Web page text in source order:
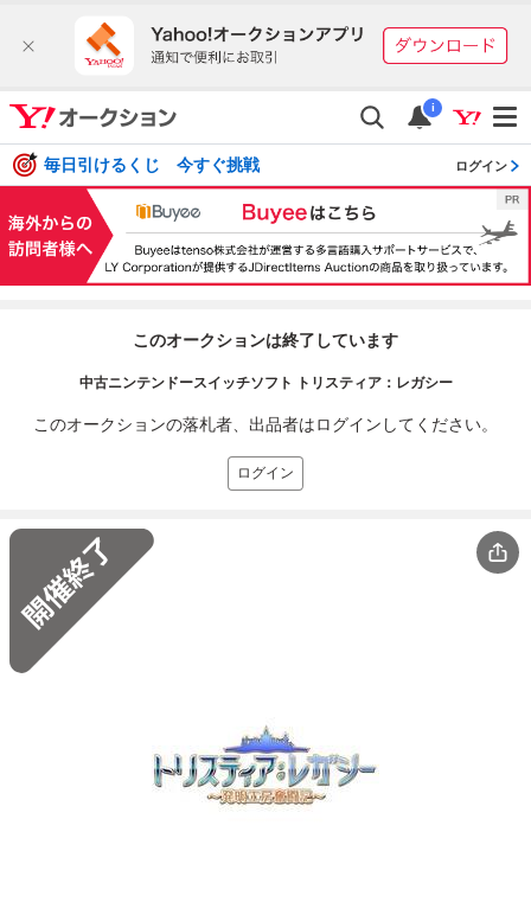
i
毎日引けるくじ 今すぐ挑戦 ログイン
このオークションは終了しています
中古ニンテンドースイッチソフト トリスティア：レガシー
このオークションの落札者、出品者はログインしてください。
ログイン